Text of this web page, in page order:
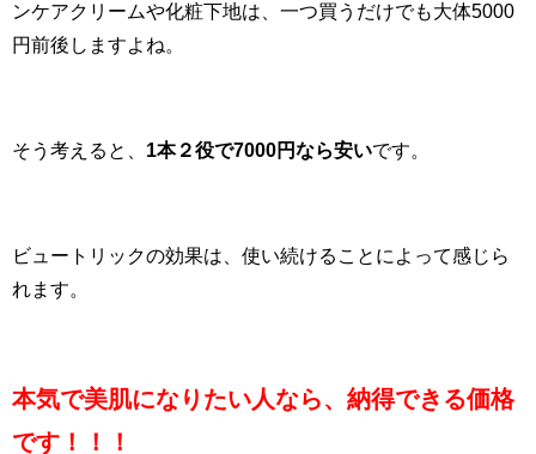
ンケアクリームや化粧下地は、一つ買うだけでも大体5000
円前後しますよね。
そう考えると、 1本２役で7000円なら安いです。
ビュートリックの効果は、使い続けることによって感じら
れます。
本気で美肌になりたい人なら、納得できる価格
です！！！